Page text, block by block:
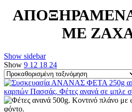
ΜΕ
Show sidebar
Show 9 12 18 24